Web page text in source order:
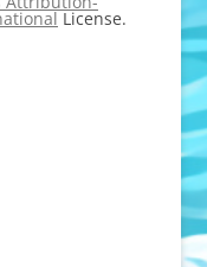
License.